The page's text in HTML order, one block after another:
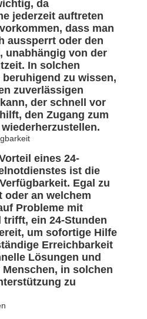
da
jederzeit auftreten
dass man
aussperrt oder den
unabhängig von der
In solchen
zu wissen,
zuverlässigen
der schnell vor
den Zugang zum
eines 24-
ist die
Egal zu
oder an welchem
Probleme mit
ein 24-Stunden
um sofortige Hilfe
Erreichbarkeit
Lösungen und
in solchen
zu